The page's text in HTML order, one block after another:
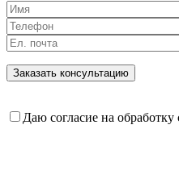
Даю согласие на